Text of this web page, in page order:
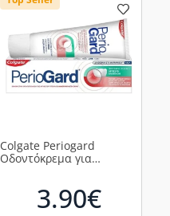
Colgate Periogard
Οδοντόκρεμα για
3.90€